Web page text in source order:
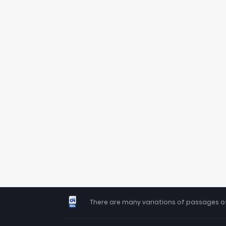
There are many variations of passages